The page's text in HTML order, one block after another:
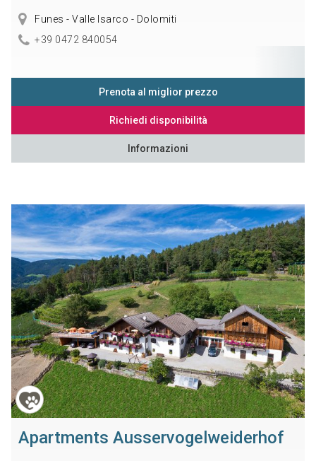
Funes - Valle Isarco - Dolomiti
+39 0472 840054
Prenota al miglior prezzo
Richiedi disponibilità
Informazioni
Apartments Ausservogelweiderhof